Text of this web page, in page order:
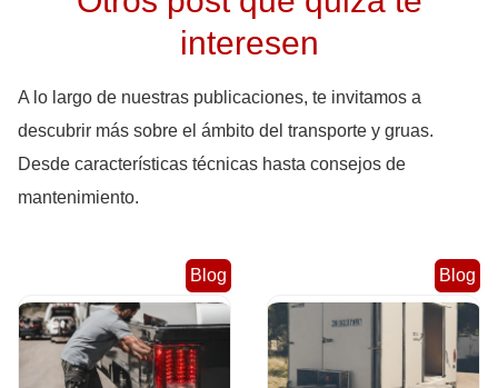
interesen
A lo largo de nuestras publicaciones, te invitamos a
descubrir más sobre el ámbito del transporte y gruas.
Desde características técnicas hasta consejos de
mantenimiento.
Blog Blog